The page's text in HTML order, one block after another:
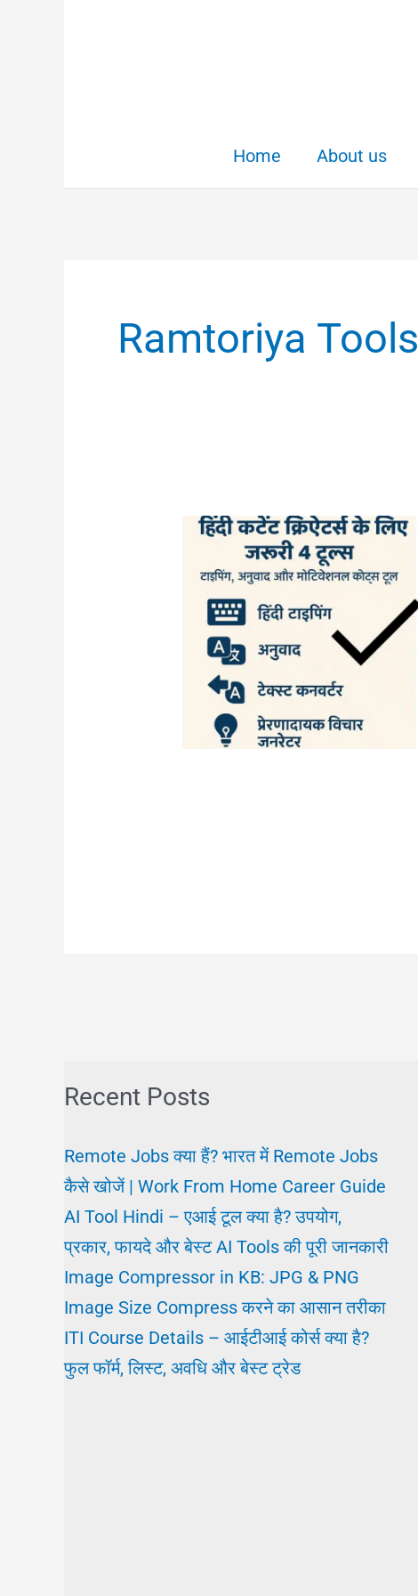
Home About us
Ramtoriya Tools
Recent Posts
Remote Jobs क्या हैं? भारत में Remote Jobs
कैसे खोजें | Work From Home Career Guide
AI Tool Hindi – एआई टूल क्या है? उपयोग,
प्रकार, फायदे और बेस्ट AI Tools की पूरी जानकारी
Image Compressor in KB: JPG & PNG
Image Size Compress करने का आसान तरीका
ITI Course Details – आईटीआई कोर्स क्या है?
फुल फॉर्म, लिस्ट, अवधि और बेस्ट ट्रेड